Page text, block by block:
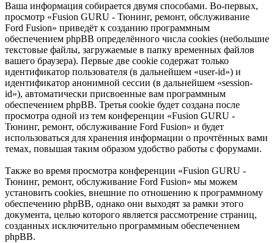
Ваша информация собирается двумя способами. Во-первых,
просмотр «Fusion GURU - Тюнинг, ремонт, обслуживание
Ford Fusion» приведёт к созданию программным
обеспечением phpBB определённого числа cookies (небольшие
текстовые файлы, загружаемые в папку временных файлов
вашего браузера). Первые две cookie содержат только
идентификатор пользователя (в дальнейшем «user-id») и
идентификатор анонимной сессии (в дальнейшем «session-
id»), автоматически присвоенные вам программным
обеспечением phpBB. Третья cookie будет создана после
просмотра одной из тем конференции «Fusion GURU -
Тюнинг, ремонт, обслуживание Ford Fusion» и будет
использоваться для хранения информации о прочтённых вами
темах, повышая таким образом удобство работы с форумами.
Также во время просмотра конференции «Fusion GURU -
Тюнинг, ремонт, обслуживание Ford Fusion» мы можем
установить cookies, внешние по отношению к программному
обеспечению phpBB, однако они выходят за рамки этого
документа, целью которого является рассмотрение страниц,
созданных исключительно программным обеспечением
phpBB.